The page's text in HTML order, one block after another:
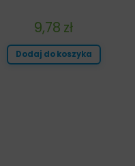
9,78 zł
Dodaj do koszyka